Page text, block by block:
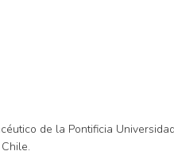
de la Pontificia